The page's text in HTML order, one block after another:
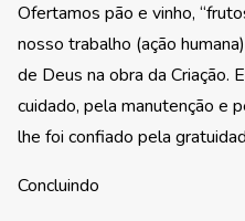
Ofertamos pão e vinho,
nosso trabalho (ação
de Deus na obra da Criação.
cuidado, pela manutenção e
lhe foi confiado pela
Concluindo